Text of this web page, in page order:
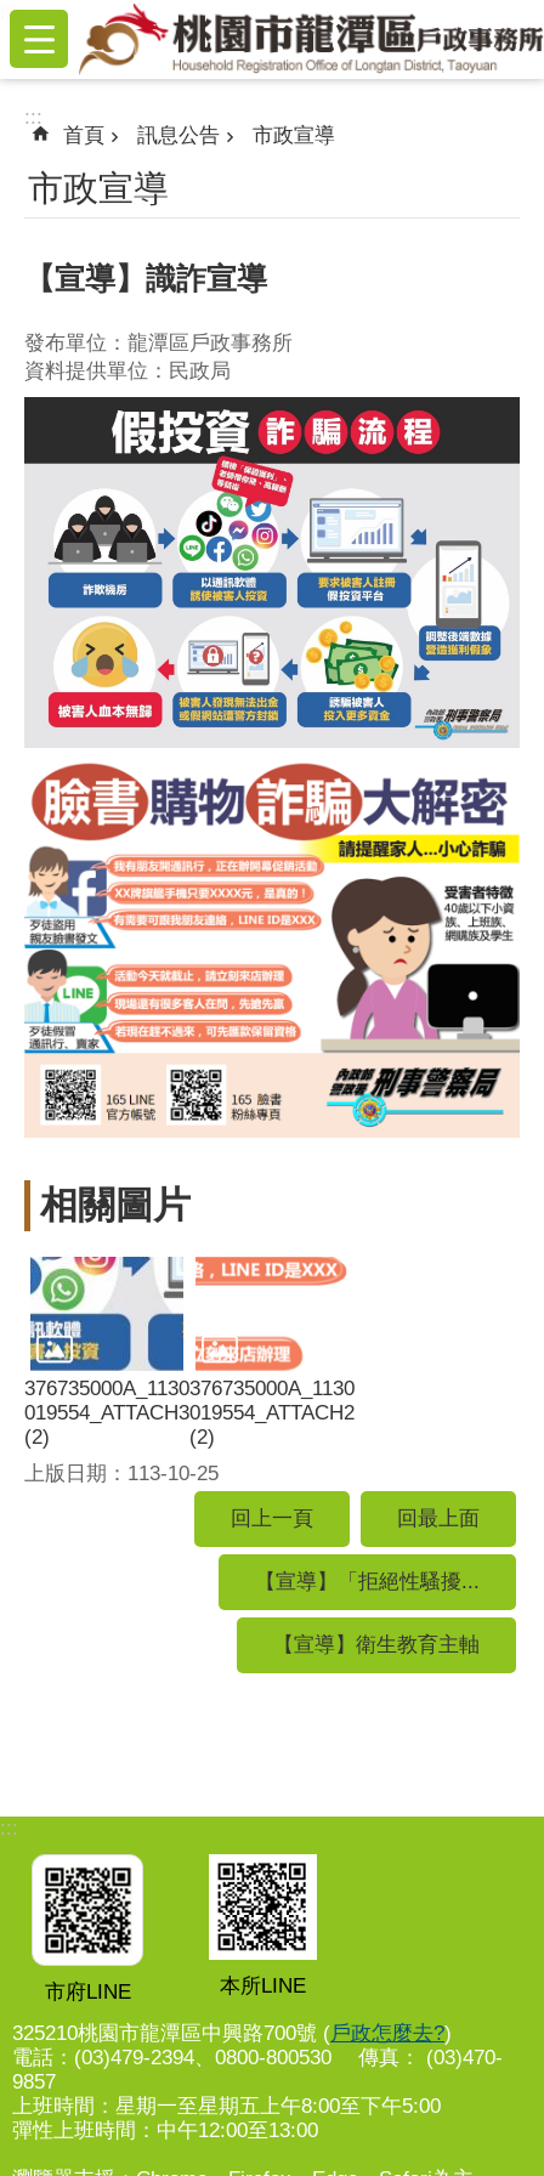
跳到主要內容區塊
:::
:::
首頁 訊息公告 市政宣導
市政宣導
【宣導】識詐宣導
發布單位：龍潭區戶政事務所
資料提供單位：民政局
相關圖片
376735000A_1130
019554_ATTACH3
(2)
376735000A_1130
019554_ATTACH2
(2)
上版日期：113-10-25
回上一頁
回最上面
【宣導】「拒絕性騷擾...
【宣導】衛生教育主軸
:::
市府LINE 本所LINE
325210桃園市龍潭區中興路700號 (戶政怎麼去?)
電話：(03)479-2394、0800-800530 傳真： (03)470-
9857
上班時間：星期一至星期五上午8:00至下午5:00
彈性上班時間：中午12:00至13:00